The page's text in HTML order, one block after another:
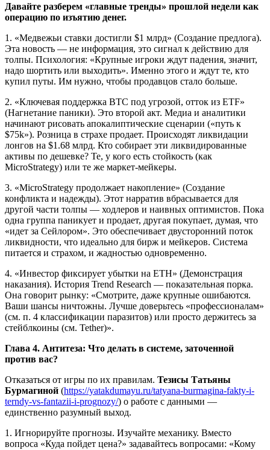
Давайте разберем «главные тренды» прошлой недели как
операцию по изъятию денег.
1. «Медвежьи ставки достигли $1 млрд» (Создание предлога).
Эта новость — не информация, это сигнал к действию для
толпы. Психология: «Крупные игроки ждут падения, значит,
надо шортить или выходить». Именно этого и ждут те, кто
купил путы. Им нужно, чтобы продавцов стало больше.
2. «Ключевая поддержка BTC под угрозой, отток из ETF»
(Нагнетание паники). Это второй акт. Медиа и аналитики
начинают рисовать апокалиптические сценарии («путь к
$75k»). Розница в страхе продает. Происходят ликвидации
лонгов на $1.68 млрд. Кто собирает эти ликвидированные
активы по дешевке? Те, у кого есть стойкость (как
MicroStrategy) или те же маркет-мейкеры.
3. «MicroStrategy продолжает накопление» (Создание
конфликта и надежды). Этот нарратив вбрасывается для
другой части толпы — ходлеров и наивных оптимистов. Пока
одна группа паникует и продает, другая покупает, думая, что
«идет за Сейлором». Это обеспечивает двусторонний поток
ликвидности, что идеально для бирж и мейкеров. Система
питается и страхом, и жадностью одновременно.
4. «Инвестор фиксирует убытки на ETH» (Демонстрация
наказания). История Trend Research — показательная порка.
Она говорит рынку: «Смотрите, даже крупные ошибаются.
Ваши шансы ничтожны. Лучше доверьтесь «профессионалам»
(см. п. 4 классификации паразитов) или просто держитесь за
стейблкоины (см. Tether)».
Глава 4. Антитеза: Что делать в системе, заточенной
против вас?
Отказаться от игры по их правилам. Тезисы Татьяны
Бурмагиной (https://yatakdumayu.ru/tatyana-burmagina-fakty-i-
terndy-vs-fantazii-i-prognozy/) о работе с данными —
единственно разумный выход.
1. Игнорируйте прогнозы. Изучайте механику. Вместо
вопроса «Куда пойдет цена?» задавайтесь вопросами: «Кому